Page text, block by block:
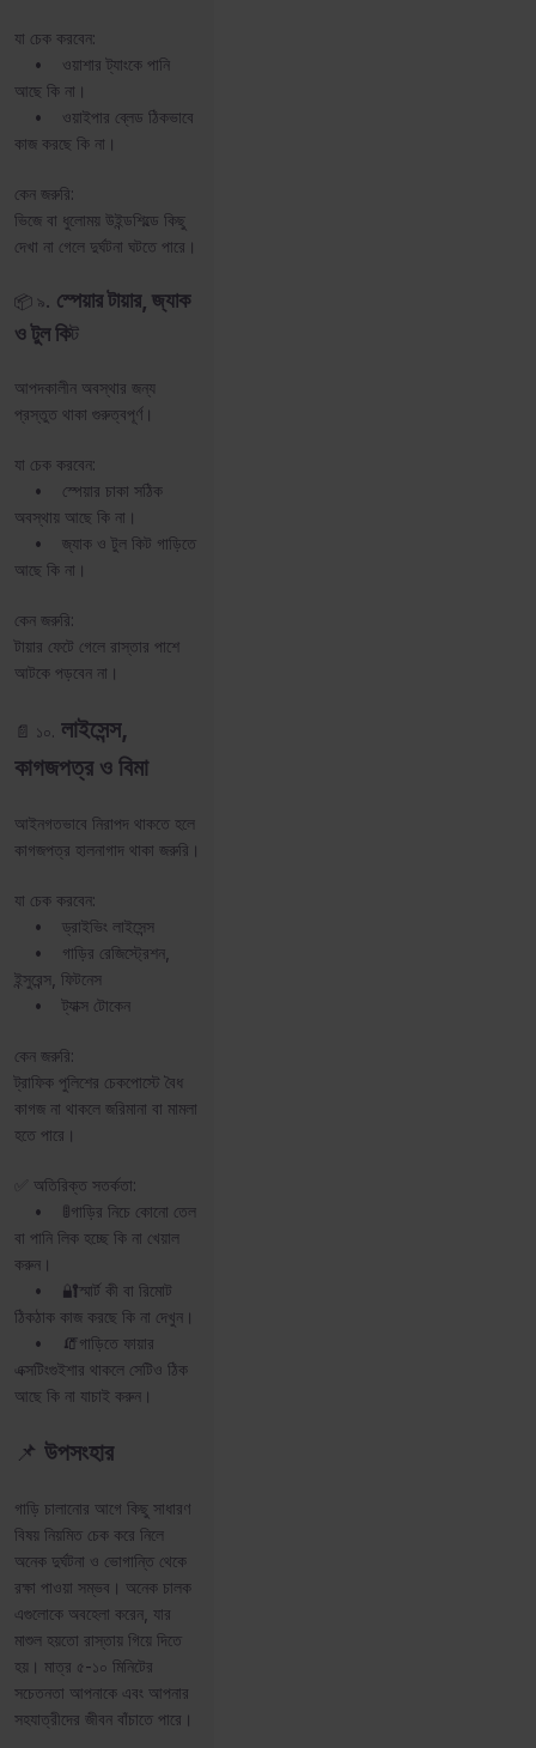
যা চেক করবেন:
• ওয়াশার ট্যাংকে পানি
আছে কি না।
• ওয়াইপার ব্লেড ঠিকভাবে
কাজ করছে কি না।
কেন জরুরি:
ভিজে বা ধুলোময় উইন্ডশিল্ডে কিছু
দেখা না গেলে দুর্ঘটনা ঘটতে পারে।
📦 ৯. স্পেয়ার টায়ার, জ্যাক
ও টুল কিট
আপদকালীন অবস্থার জন্য
প্রস্তুত থাকা গুরুত্বপূর্ণ।
যা চেক করবেন:
• স্পেয়ার চাকা সঠিক
অবস্থায় আছে কি না।
• জ্যাক ও টুল কিট গাড়িতে
আছে কি না।
কেন জরুরি:
টায়ার ফেটে গেলে রাস্তার পাশে
আটকে পড়বেন না।
📄 ১০. লাইসেন্স,
কাগজপত্র ও বিমা
আইনগতভাবে নিরাপদ থাকতে হলে
কাগজপত্র হালনাগাদ থাকা জরুরি।
যা চেক করবেন:
• ড্রাইভিং লাইসেন্স
• গাড়ির রেজিস্ট্রেশন,
ইন্সুরেন্স, ফিটনেস
• ট্যাক্স টোকেন
কেন জরুরি:
ট্রাফিক পুলিশের চেকপোস্টে বৈধ
কাগজ না থাকলে জরিমানা বা মামলা
হতে পারে।
✅ অতিরিক্ত সতর্কতা:
• 🚦গাড়ির নিচে কোনো তেল
বা পানি লিক হচ্ছে কি না খেয়াল
করুন।
• 🔐স্মার্ট কী বা রিমোট
ঠিকঠাক কাজ করছে কি না দেখুন।
• 🧯গাড়িতে ফায়ার
এক্সটিংগুইশার থাকলে সেটিও ঠিক
আছে কি না যাচাই করুন।
📌 উপসংহার
গাড়ি চালানোর আগে কিছু সাধারণ
বিষয় নিয়মিত চেক করে নিলে
অনেক দুর্ঘটনা ও ভোগান্তি থেকে
রক্ষা পাওয়া সম্ভব। অনেক চালক
এগুলোকে অবহেলা করেন, যার
মাশুল হয়তো রাস্তায় গিয়ে দিতে
হয়। মাত্র ৫-১০ মিনিটের
সচেতনতা আপনাকে এবং আপনার
সহযাত্রীদের জীবন বাঁচাতে পারে।